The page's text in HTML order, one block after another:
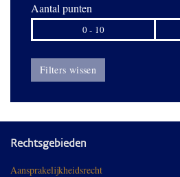
Aantal punten
0 - 10
Filters wissen
Rechtsgebieden
Aansprakelijkheidsrecht